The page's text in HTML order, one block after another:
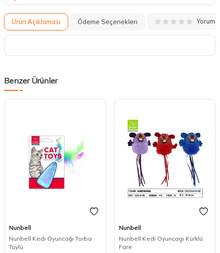
Ürün Açıklaması Ödeme Seçenekleri Yorum
Benzer Ürünler
Nunbell
Nunbell Kedi Oyuncağı Torba
Tüylü
Nunbell
Nunbell Kedi Oyuncagı Kürklü
Fare